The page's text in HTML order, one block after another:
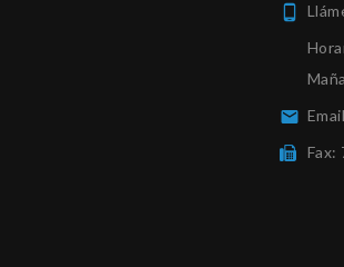


Fax: